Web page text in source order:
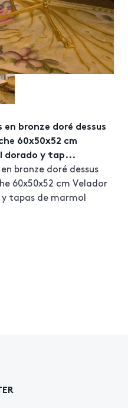
bronze doré dessus
60x50x52 cm
dorado y tap...
bronze doré dessus
60x50x52 cm Velador
tapas de marmol